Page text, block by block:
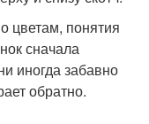
цветам, понятия
сначала
иногда забавно
обратно.